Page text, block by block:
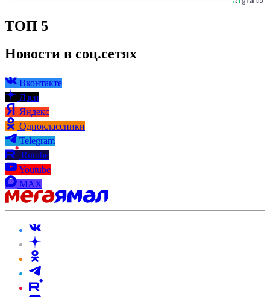
ТОП 5
Новости в соц.сетях
Вконтакте
Дзен
Яндекс
Одноклассники
Telegram
Rutube
Youtube
MAX